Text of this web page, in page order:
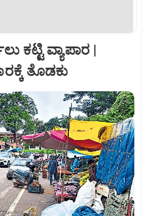
ಕಟ್ಟಿ ವ್ಯಾಪಾರ |
ತೊಡಕು